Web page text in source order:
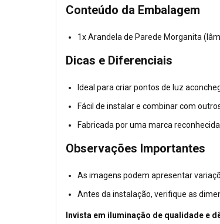
Conteúdo da Embalagem
1x Arandela de Parede Morganita
Dicas e Diferenciais
Ideal para criar pontos de luz
Fácil de instalar e combinar com
Fabricada por uma marca
Observações Importantes
As imagens podem apresentar
Antes da instalação, verifique as
Invista em iluminação de qualidade e